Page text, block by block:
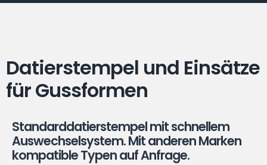
Datierstempel und Einsätze
für Gussformen
Standarddatierstempel mit schnellem
Auswechselsystem. Mit anderen Marken
kompatible Typen auf Anfrage.